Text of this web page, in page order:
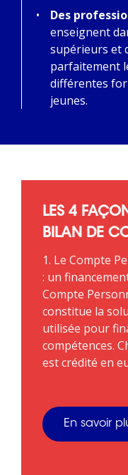
Des
enseignent
supérieurs et
parfaitement
différentes
jeunes.
LES 4
BILAN DE
1. Le Compte
: un
Compte
constitue la
utilisée pour
compétences.
est crédité en
En savoir